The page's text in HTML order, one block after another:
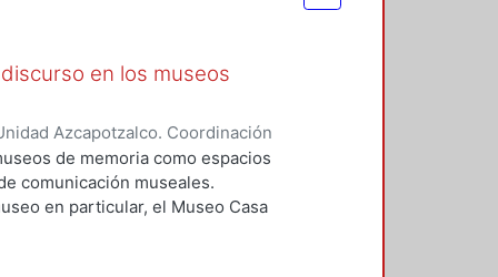
en los museos
Azcapotzalco. Coordinación
de memoria como espacios
comunicación museales.
en particular, el Museo Casa